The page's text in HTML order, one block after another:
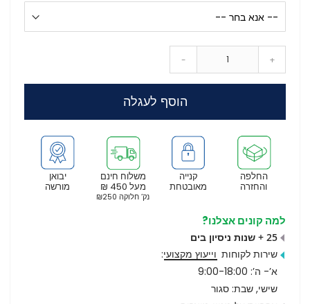
- +
הוסף לעגלה
יבואן
מורשה
משלוח חינם
מעל 450 ₪
נק’ חלוקה ₪250
קנייה
מאובטחת
החלפה
והחזרה
למה קונים אצלנו?
25 + שנות ניסיון בים
שירות לקוחות וייעוץ מקצועי:
א’- ה’: 9:00-18:00
שישי, שבת: סגור